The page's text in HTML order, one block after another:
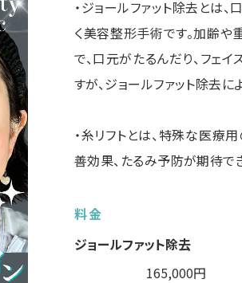
・ジョールファット除去とは
く美容整形手術です。加齢や
で、口元がたるんだり、フェ
すが、ジョールファット除去に
・糸リフトとは、特殊な医療
善効果、たるみ予防が期待で
料金
ジョールファット除去
165,000円